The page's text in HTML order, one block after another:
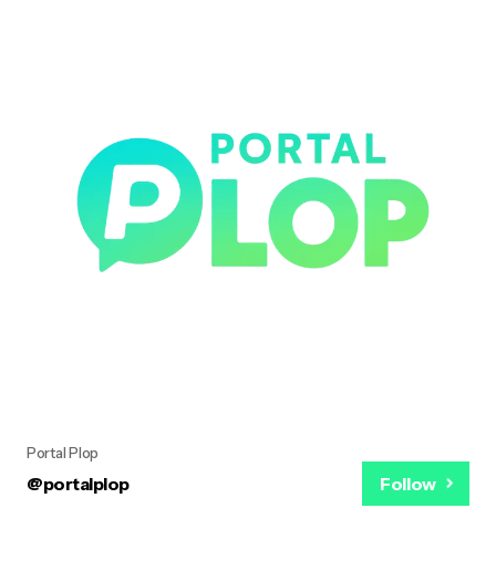
Portal Plop
@portalplop Follow